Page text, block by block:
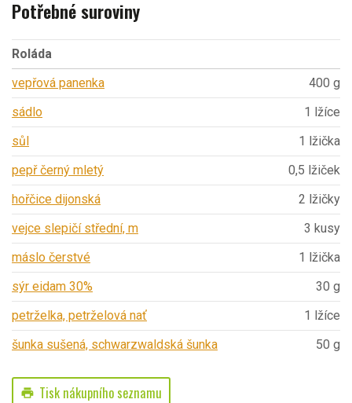
Potřebné suroviny
Roláda
vepřová panenka
400 g
sádlo
1 lžíce
sůl
1 lžička
pepř černý mletý
0,5 lžiček
hořčice dijonská
2 lžičky
vejce slepičí střední, m
3 kusy
máslo čerstvé
1 lžička
sýr eidam 30%
30 g
petrželka, petrželová nať
1 lžíce
šunka sušená, schwarzwaldská šunka
50 g
print Tisk nákupního seznamu